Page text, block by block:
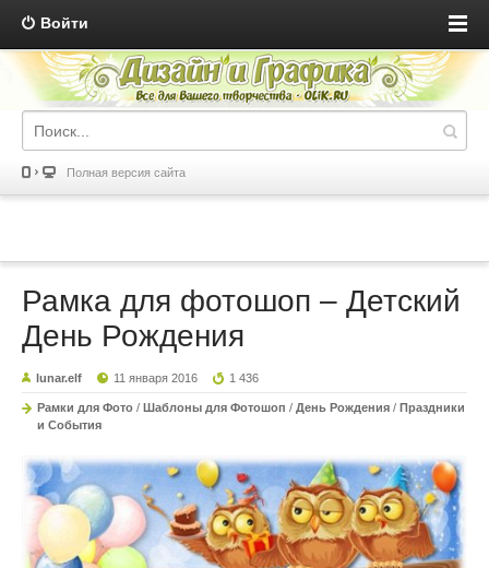
Войти
Полная версия сайта
Рамка для фотошоп – Детский
День Рождения
lunar.elf 11 января 2016 1 436
Рамки для Фото / Шаблоны для Фотошоп / День Рождения / Праздники
и События